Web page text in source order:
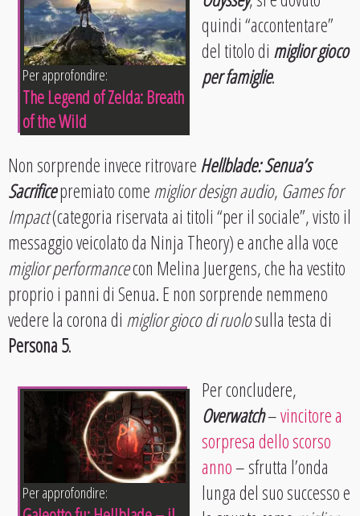
Per approfondire:
The Legend of Zelda: Breath
of the Wild
quindi “accontentare”
del titolo di miglior gioco
per famiglie.
Non sorprende invece ritrovareHellblade: Senua’s
Sacrificepremiato comemiglior design audio, Games for
Impact(categoria riservata ai titoli “per il sociale”, visto il
messaggio veicolato da Ninja Theory) e anche alla voce
miglior performancecon Melina Juergens, che ha vestito
proprio i panni di Senua. E non sorprende nemmeno
vedere la corona di miglior gioco di ruolosulla testa di
Persona 5.
Per approfondire:
Per concludere,
Overwatch–vincitore a
sorpresa dello scorso
anno– sfrutta l’onda
lunga del suo successo e